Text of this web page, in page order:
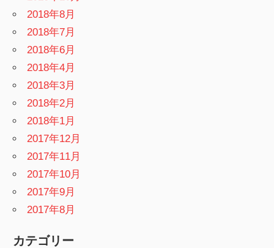
2018年8月
2018年7月
2018年6月
2018年4月
2018年3月
2018年2月
2018年1月
2017年12月
2017年11月
2017年10月
2017年9月
2017年8月
カテゴリー